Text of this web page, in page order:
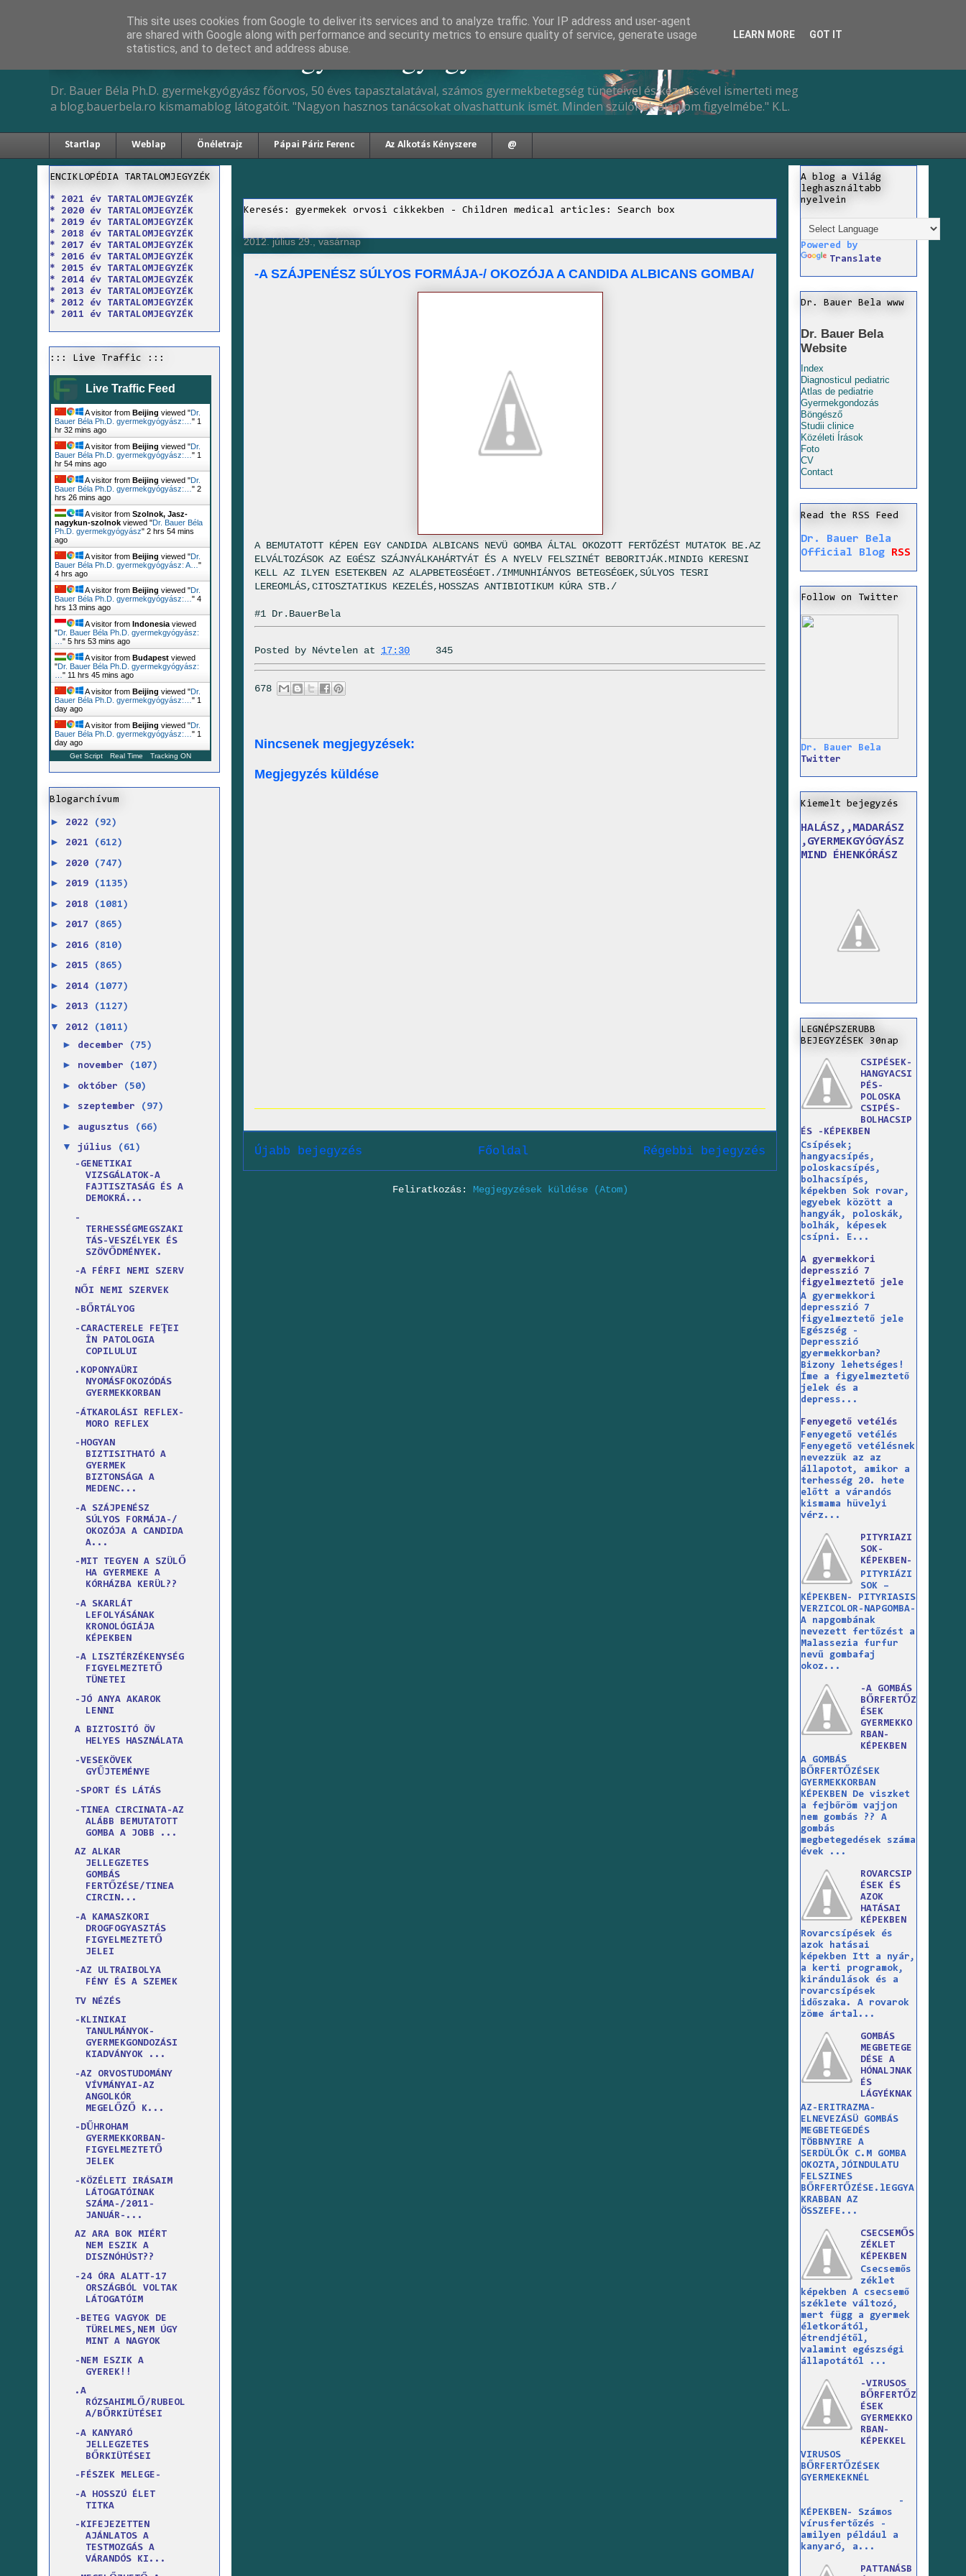
Dr. Bauer Béla Ph.D. gyermekgyógyász
Dr. Bauer Béla Ph.D. gyermekgyógyász főorvos, 50 éves tapasztalatával, számos gyermekbetegség tüneteivel és kezelésével ismerteti meg
a blog.bauerbela.ro kismamablog látogatóit. "Nagyon hasznos tanácsokat olvashattunk ismét. Minden szülőnek ajánlom figyelmébe." K.L.
Startlap Weblap Önéletrajz Pápai Páriz Ferenc Az Alkotás Kényszere @
Keresés: gyermekek orvosi cikkekben - Children medical articles: Search box
2012. július 29., vasárnap
-A SZÁJPENÉSZ SÚLYOS FORMÁJA-/ OKOZÓJA A CANDIDA ALBICANS GOMBA/
A BEMUTATOTT KÉPEN EGY CANDIDA ALBICANS NEVÜ GOMBA ÁLTAL OKOZOTT FERTŐZÉST MUTATOK BE.AZ
ELVÁLTOZÁSOK AZ EGÉSZ SZÁJNYÁLKAHÁRTYÁT ÉS A NYELV FELSZINÉT BEBORITJÁK.MINDIG KERESNI
KELL AZ ILYEN ESETEKBEN AZ ALAPBETEGSÉGET./IMMUNHIÁNYOS BETEGSÉGEK,SÚLYOS TESRI
LEREOMLÁS,CITOSZTATIKUS KEZELÉS,HOSSZAS ANTIBIOTIKUM KÚRA STB./
#1 Dr.BauerBela
Posted by Névtelen at 17:30 345
678
Nincsenek megjegyzések:
Megjegyzés küldése
Újabb bejegyzés Régebbi bejegyzés
Főoldal
Feliratkozás: Megjegyzések küldése (Atom)
ENCIKLOPÉDIA TARTALOMJEGYZÉK
* 2021 év TARTALOMJEGYZÉK
* 2020 év TARTALOMJEGYZÉK
* 2019 év TARTALOMJEGYZÉK
* 2018 év TARTALOMJEGYZÉK
* 2017 év TARTALOMJEGYZÉK
* 2016 év TARTALOMJEGYZÉK
* 2015 év TARTALOMJEGYZÉK
* 2014 év TARTALOMJEGYZÉK
* 2013 év TARTALOMJEGYZÉK
* 2012 év TARTALOMJEGYZÉK
* 2011 év TARTALOMJEGYZÉK
::: Live Traffic :::
Live Traffic Feed
A visitor from Beijing viewed "Dr.
Bauer Béla Ph.D. gyermekgyógyász:… " 1
hr 32 mins ago
A visitor from Beijing viewed "Dr.
Bauer Béla Ph.D. gyermekgyógyász:… " 1
hr 55 mins ago
A visitor from Beijing viewed "Dr.
Bauer Béla Ph.D. gyermekgyógyász:… " 2
hrs 26 mins ago
A visitor from Szolnok, Jasz-
nagykun-szolnok viewed "Dr. Bauer Béla
Ph.D. gyermekgyógyász" 2 hrs 54 mins
ago
A visitor from Beijing viewed "Dr.
Bauer Béla Ph.D. gyermekgyógyász: A… "
4 hrs ago
A visitor from Beijing viewed "Dr.
Bauer Béla Ph.D. gyermekgyógyász:… " 4
hrs 13 mins ago
A visitor from Indonesia viewed
"Dr. Bauer Béla Ph.D. gyermekgyógyász:
" 5 hrs 53 mins ago
A visitor from Budapest viewed
"Dr. Bauer Béla Ph.D. gyermekgyógyász:
" 11 hrs 45 mins ago
A visitor from Beijing viewed "Dr.
Bauer Béla Ph.D. gyermekgyógyász:… " 1
day ago
A visitor from Beijing viewed "Dr.
Bauer Béla Ph.D. gyermekgyógyász:… " 1
day ago
Get Script Real Time Tracking ON
Blogarchívum
► 2022 (92)
► 2021 (612)
► 2020 (747)
► 2019 (1135)
► 2018 (1081)
► 2017 (865)
► 2016 (810)
► 2015 (865)
► 2014 (1077)
► 2013 (1127)
▼ 2012 (1011)
► december (75)
► november (107)
► október (50)
► szeptember (97)
► augusztus (66)
▼ július
(61)
-GENETIKAI
VIZSGÁLATOK-A
FAJTISZTASÁG ÉS A
DEMOKRÁ...
-
TERHESSÉGMEGSZAKI
TÁS-VESZÉLYEK ÉS
SZÖVŐDMÉNYEK.
-A FÉRFI NEMI SZERV
NŐI NEMI SZERVEK
-BŐRTÁLYOG
-CARACTERELE FEŢEI
ÎN PATOLOGIA
COPILULUI
.KOPONYAÜRI
NYOMÁSFOKOZÓDÁS
GYERMEKKORBAN
-ÁTKAROLÁSI REFLEX-
MORO REFLEX
-HOGYAN
BIZTISITHATÓ A
GYERMEK
BIZTONSÁGA A
MEDENC...
-A SZÁJPENÉSZ
SÚLYOS FORMÁJA-/
OKOZÓJA A CANDIDA
A...
-MIT TEGYEN A SZÜLŐ
HA GYERMEKE A
KÓRHÁZBA KERÜL??
-A SKARLÁT
LEFOLYÁSÁNAK
KRONOLÓGIÁJA
KÉPEKBEN
-A LISZTÉRZÉKENYSÉG
FIGYELMEZTETŐ
TÜNETEI
-JÓ ANYA AKAROK
LENNI
A BIZTOSITÓ ÖV
HELYES HASZNÁLATA
-VESEKÖVEK
GYŰJTEMÉNYE
-SPORT ÉS LÁTÁS
-TINEA CIRCINATA-AZ
ALÁBB BEMUTATOTT
GOMBA A JOBB ...
AZ ALKAR
JELLEGZETES
GOMBÁS
FERTŐZÉSE/TINEA
CIRCIN...
-A KAMASZKORI
DROGFOGYASZTÁS
FIGYELMEZTETŐ
JELEI
-AZ ULTRAIBOLYA
FÉNY ÉS A SZEMEK
TV NÉZÉS
-KLINIKAI
TANULMÁNYOK-
GYERMEKGONDOZÁSI
KIADVÁNYOK ...
-AZ ORVOSTUDOMÁNY
VÍVMÁNYAI-AZ
ANGOLKÓR
MEGELŐZŐ K...
-DŰHROHAM
GYERMEKKORBAN-
FIGYELMEZTETŐ
JELEK
-KÖZÉLETI IRÁSAIM
LÁTOGATÓINAK
SZÁMA-/2011-
JANUÁR-...
AZ ARA BOK MIÉRT
NEM ESZIK A
DISZNÓHÚST??
-24 ÓRA ALATT-17
ORSZÁGBÓL VOLTAK
LÁTOGATÓIM
-BETEG VAGYOK DE
TÜRELMES,NEM ÚGY
MINT A NAGYOK
-NEM ESZIK A
GYEREK!!
.A
RÓZSAHIMLŐ/RUBEOL
A/BŐRKIÜTÉSEI
-A KANYARÓ
JELLEGZETES
BŐRKIÜTÉSEI
-FÉSZEK MELEGE-
-A HOSSZÚ ÉLET
TITKA
-KIFEJEZETTEN
AJÁNLATOS A
TESTMOZGÁS A
VÁRANDÓS KI...
A blog a Világ
leghasználtabb
nyelvein
Powered by
Translate
Dr. Bauer Bela www
Dr. Bauer Bela
Website
Index
Diagnosticul pediatric
Atlas de pediatrie
Gyermekgondozás
Böngésző
Studii clinice
Közéleti Írások
Foto
CV
Contact
Read the RSS Feed
Dr. Bauer Bela
Official Blog
RSS
Follow on Twitter
Dr. Bauer Bela
Twitter
Kiemelt bejegyzés
HALÁSZ,,MADARÁSZ
,GYERMEKGYÓGYÁSZ
MIND ÉHENKÓRÁSZ
LEGNÉPSZERUBB
BEJEGYZÉSEK 30nap
CSIPÉSEK-
HANGYACSI
PÉS-
POLOSKA
CSIPÉS-
BOLHACSIP
ÉS -KÉPEKBEN
Csípések;
hangyacsípés,
poloskacsípés,
bolhacsípés,
képekben Sok rovar,
egyebek között a
hangyák, poloskák,
bolhák, képesek
csípni. E...
A gyermekkori
depresszió 7
figyelmeztető jele
A gyermekkori
depresszió 7
figyelmeztető jele
Egészség -
Depresszió
gyermekkorban?
Bizony lehetséges!
Íme a figyelmeztető
jelek és a
depress...
Fenyegető vetélés
Fenyegető vetélés
Fenyegető vetélésnek
nevezzük az az
állapotot, amikor a
terhesség 20. hete
előtt a várandós
kismama hüvelyi
vérz...
PITYRIAZI
SOK-
KÉPEKBEN-
PITYRIÁZI
SOK –
KÉPEKBEN- PITYRIASIS
VERZICOLOR-NAPGOMBA-
A napgombának
nevezett fertőzést a
Malassezia furfur
nevű gombafaj
okoz...
-A GOMBÁS
BŐRFERTŐZ
ÉSEK
GYERMEKKO
RBAN-
KÉPEKBEN
A GOMBÁS
BŐRFERTŐZÉSEK
GYERMEKKORBAN
KÉPEKBEN De viszket
a fejbőröm vajjon
nem gombás ?? A
gombás
megbetegedések száma
évek ...
ROVARCSIP
ÉSEK ÉS
AZOK
HATÁSAI
KÉPEKBEN
Rovarcsípések és
azok hatásai
képekben Itt a nyár,
a kerti programok,
kirándulások és a
rovarcsípések
időszaka. A rovarok
zöme ártal...
GOMBÁS
MEGBETEGE
DÉSE A
HÓNALJNAK
ÉS
LÁGYÉKNAK
AZ-ERITRAZMA-
ELNEVEZÁSÜ GOMBÁS
MEGBETEGEDÉS
TÖBBNYIRE A
SERDÜLŐK C.M GOMBA
OKOZTA,JÓINDULATU
FELSZINES
BŐRFERTŐZÉSE.lEGGYA
KRABBAN AZ
ÖSSZEFE...
CSECSEMŐS
ZÉKLET
KÉPEKBEN
Csecsemős
zéklet
képekben A csecsemő
széklete változó,
mert függ a gyermek
életkorától,
étrendjétől,
valamint egészségi
állapotától ...
-VIRUSOS
BŐRFERTŐZ
ÉSEK
GYERMEKKO
RBAN-
KÉPEKKEL
VIRUSOS
BŐRFERTŐZÉSEK
GYERMEKEKNÉL
-
KÉPEKBEN- Számos
vírusfertőzés -
amilyen például a
kanyaró, a...
PATTANÁSB
This site uses cookies from Google to deliver its services and to analyze traffic. Your IP address and user-agent
are shared with Google along with performance and security metrics to ensure quality of service, generate usage
statistics, and to detect and address abuse.
LEARN MORE GOT IT